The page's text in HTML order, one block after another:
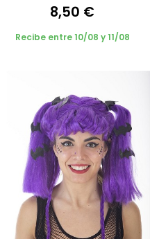
8,50 €
Recibe entre 10/08 y 11/08